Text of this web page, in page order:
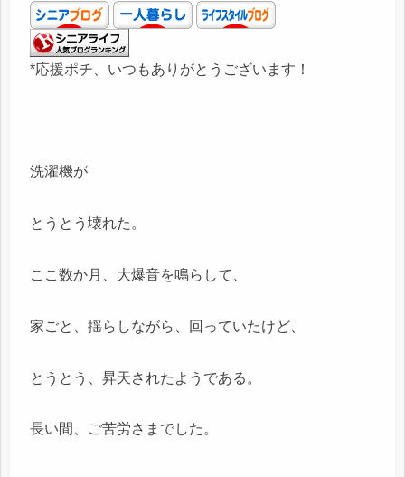
*応援ポチ、いつもありがとうございます！
洗濯機が
とうとう壊れた。
ここ数か月、大爆音を鳴らして、
家ごと、揺らしながら、回っていたけど、
とうとう、昇天されたようである。
長い間、ご苦労さまでした。